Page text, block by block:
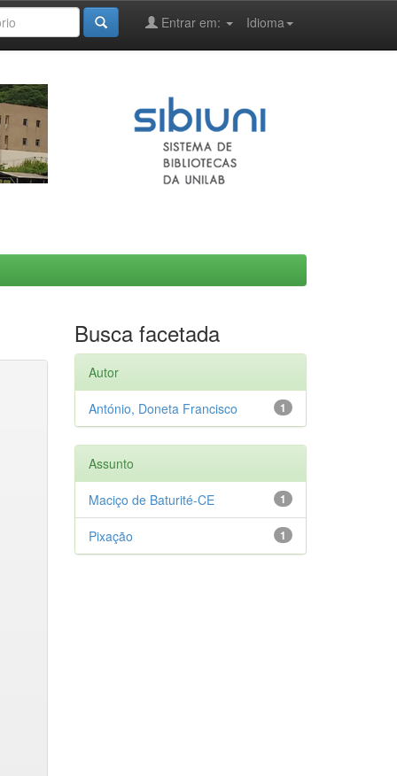
Idioma
Entrar em:
Busca facetada
Autor
1
António, Doneta Francisco
Assunto
1
Maciço de Baturité-CE
1
Pixação